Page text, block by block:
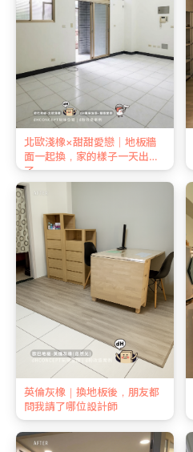
北歐淺橡×甜甜愛戀｜地板牆
面一起換，家的樣子一天出來
了
英倫灰橡｜換地板後，朋友都
問我請了哪位設計師